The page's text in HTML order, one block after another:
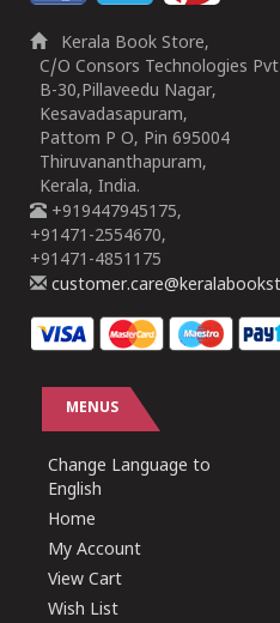
Kerala Book Store,
C/O Consors Technologies
B-30,Pillaveedu Nagar,
Kesavadasapuram,
Pattom P O, Pin 695004
Thiruvananthapuram,
Kerala, India.
+919447945175,
+91471-2554670,
+91471-4851175
MENUS
Change Language to
English
Home
My Account
View Cart
Wish List